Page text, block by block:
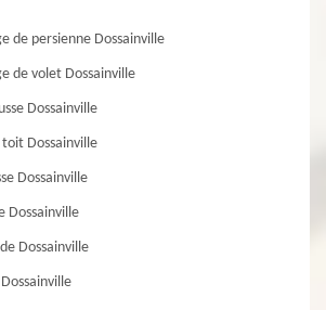
de persienne Dossainville
de volet Dossainville
Dossainville
toit Dossainville
Dossainville
Dossainville
Dossainville